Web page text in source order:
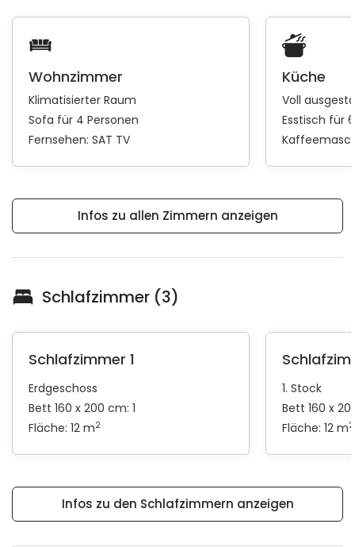
Wohnzimmer
Klimatisierter Raum
Sofa für 4 Personen
Fernsehen: SAT TV
Küche
Voll
Esstisch für
Infos zu allen Zimmern anzeigen
Schlafzimmer (3)
Schlafzimmer 1
Erdgeschoss
Bett 160 x 200 cm: 1
Fläche: 12 m2
1. Stock
Bett 160 x
Fläche: 12 m2
Infos zu den Schlafzimmern anzeigen